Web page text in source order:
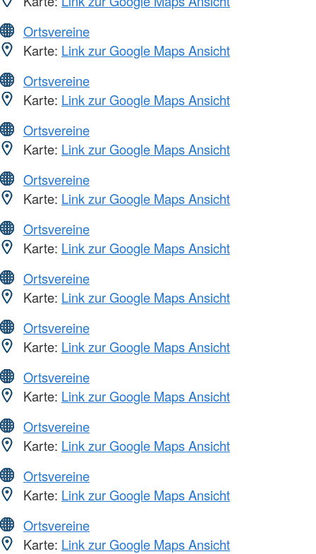
Ortsvereine
Karte: Link zur Google Maps Ansicht
Ortsvereine
Karte: Link zur Google Maps Ansicht
Ortsvereine
Karte: Link zur Google Maps Ansicht
Ortsvereine
Karte: Link zur Google Maps Ansicht
Ortsvereine
Karte: Link zur Google Maps Ansicht
Ortsvereine
Karte: Link zur Google Maps Ansicht
Ortsvereine
Karte: Link zur Google Maps Ansicht
Ortsvereine
Karte: Link zur Google Maps Ansicht
Ortsvereine
Karte: Link zur Google Maps Ansicht
Ortsvereine
Karte: Link zur Google Maps Ansicht
Ortsvereine
Karte: Link zur Google Maps Ansicht